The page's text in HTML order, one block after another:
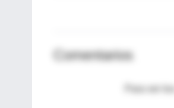
Comentarios
Para ver